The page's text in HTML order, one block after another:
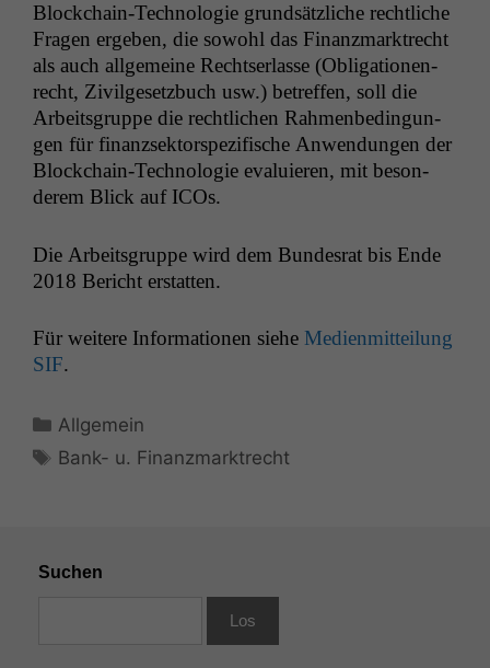
Blockchain-Tech­nolo­gie grund­sät­zliche rechtliche
Fra­gen ergeben, die sowohl das Finanz­mark­trecht
als auch all­ge­meine Recht­ser­lasse (Oblig­a­tio­nen­
recht, Zivilge­set­zbuch usw.) betr­e­f­fen, soll die
Arbeits­gruppe die rechtlichen Rah­menbe­din­gun­
gen für finanzsek­tor­spez­i­fis­che Anwen­dun­gen der
Blockchain-Tech­nolo­gie evaluieren, mit beson­
derem Blick auf ICOs.
Die Arbeits­gruppe wird dem Bun­desrat bis Ende
2018 Bericht erstatten.
Für weit­ere Infor­ma­tio­nen siehe Medi­en­mit­teilung
SIF.
Kategorien
Allgemein
Schlagwörter
Bank- u. Finanzmarktrecht
Suchen